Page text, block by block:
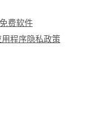
费软件
程序隐私政策